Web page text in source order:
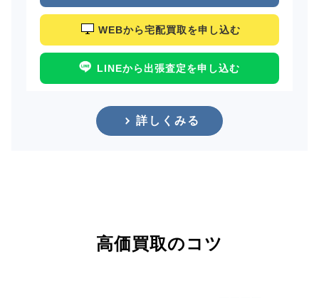
WEBから宅配買取を申し込む
LINEから出張査定を申し込む
詳しくみる
高価買取のコツ